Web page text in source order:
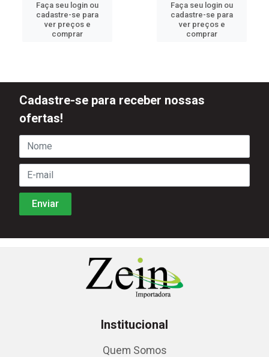
Faça seu login ou
cadastre-se para
ver preços e
comprar
Faça seu login ou
cadastre-se para
ver preços e
comprar
Cadastre-se para receber nossas
ofertas!
Institucional
Quem Somos